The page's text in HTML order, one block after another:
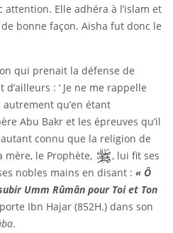
attention. Elle adhéra à l’islam et
bonne façon. Aisha fut donc le
qui prenait la défense de
: ‘ Je ne me rappelle
qu’en étant
Abu Bakr et les épreuves qu’il
connu que la religion de
mère, le Prophète,
, lui fit ses
nobles mains en disant : « Ô
Umm Rûmân pour Toi et Ton
Ibn Hajar (852H.) dans son
.